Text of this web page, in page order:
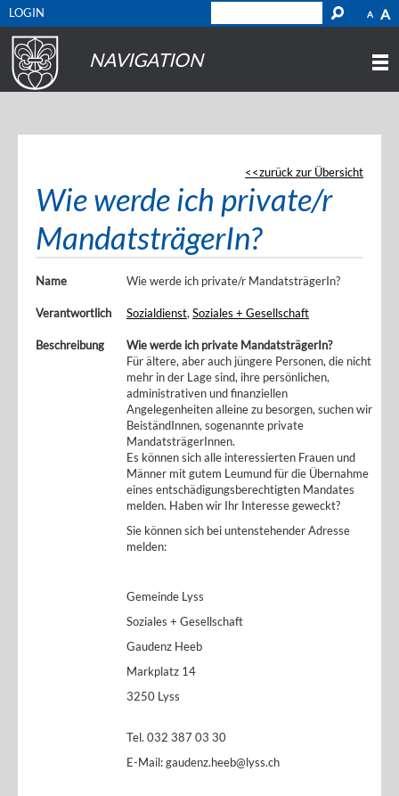
A A
LOGIN
NAVIGATION
zurück zur Übersicht
Wie werde ich private/r
MandatsträgerIn?
Name Wie werde ich private/r MandatsträgerIn?
Verantwortlich Sozialdienst, Soziales + Gesellschaft
Beschreibung
Wie werde ich private MandatsträgerIn?
Für ältere, aber auch jüngere Personen, die nicht
mehr in der Lage sind, ihre persönlichen,
administrativen und finanziellen
Angelegenheiten alleine zu besorgen, suchen wir
BeiständInnen, sogenannte private
MandatsträgerInnen.
Es können sich alle interessierten Frauen und
Männer mit gutem Leumund für die Übernahme
eines entschädigungsberechtigten Mandates
melden. Haben wir Ihr Interesse geweckt?
Sie können sich bei untenstehender Adresse
melden:
Gemeinde Lyss
Soziales + Gesellschaft
Gaudenz Heeb
Markplatz 14
3250 Lyss
Tel. 032 387 03 30
E-Mail: gaudenz.heeb@lyss.ch